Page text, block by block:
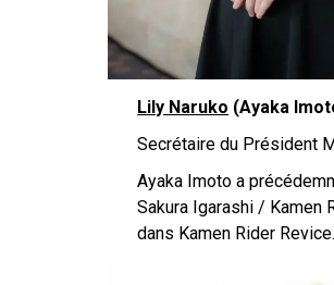
Lily Naruko (Ayaka
Secrétaire du Président
Ayaka Imoto a
Sakura Igarashi / Kamen
dans Kamen Rider Revice.